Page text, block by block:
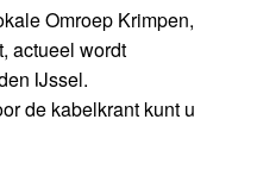
Omroep Krimpen,
actueel wordt
IJssel.
de kabelkrant kunt u